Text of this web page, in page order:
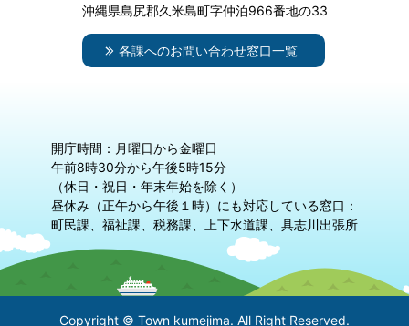
沖縄県島尻郡久米島町字仲泊966番地の33
各課へのお問い合わせ窓口一覧
開庁時間：月曜日から金曜日
午前8時30分から午後5時15分
（休日・祝日・年末年始を除く）
昼休み（正午から午後１時）にも対応している窓口：
町民課、福祉課、税務課、上下水道課、具志川出張所
Copyright © Town kumejima. All Right Reserved.